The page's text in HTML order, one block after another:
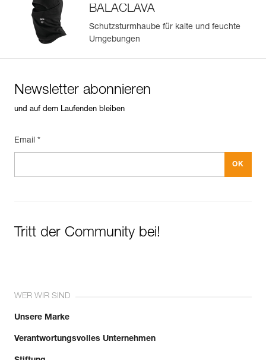
BALACLAVA
Schutzsturmhaube für kalte und feuchte
Umgebungen
Newsletter abonnieren
und auf dem Laufenden bleiben
Email *
Tritt der Community bei!
WER WIR SIND
Unsere Marke
Verantwortungsvolles Unternehmen